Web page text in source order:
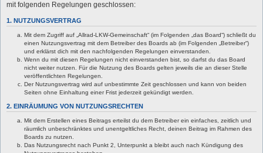
mit folgenden Regelungen geschlossen:
1. NUTZUNGSVERTRAG
Mit dem Zugriff auf „Allrad-LKW-Gemeinschaft“ (im Folgenden „das Board“) schließt du
einen Nutzungsvertrag mit dem Betreiber des Boards ab (im Folgenden „Betreiber“)
und erklärst dich mit den nachfolgenden Regelungen einverstanden.
Wenn du mit diesen Regelungen nicht einverstanden bist, so darfst du das Board
nicht weiter nutzen. Für die Nutzung des Boards gelten jeweils die an dieser Stelle
veröffentlichten Regelungen.
Der Nutzungsvertrag wird auf unbestimmte Zeit geschlossen und kann von beiden
Seiten ohne Einhaltung einer Frist jederzeit gekündigt werden.
2. EINRÄUMUNG VON NUTZUNGSRECHTEN
Mit dem Erstellen eines Beitrags erteilst du dem Betreiber ein einfaches, zeitlich und
räumlich unbeschränktes und unentgeltliches Recht, deinen Beitrag im Rahmen des
Boards zu nutzen.
Das Nutzungsrecht nach Punkt 2, Unterpunkt a bleibt auch nach Kündigung des